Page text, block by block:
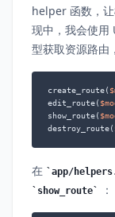
helper 函数，
现中，我会使用
型获取资源路由
create_route(
edit_route(
show_route(
destroy_route(
在 app/
show_route ：